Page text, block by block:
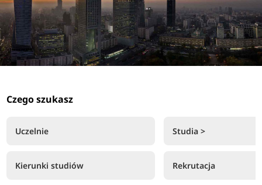
Czego szukasz
Uczelnie
Kierunki studiów
Studia >
Rekrutacja